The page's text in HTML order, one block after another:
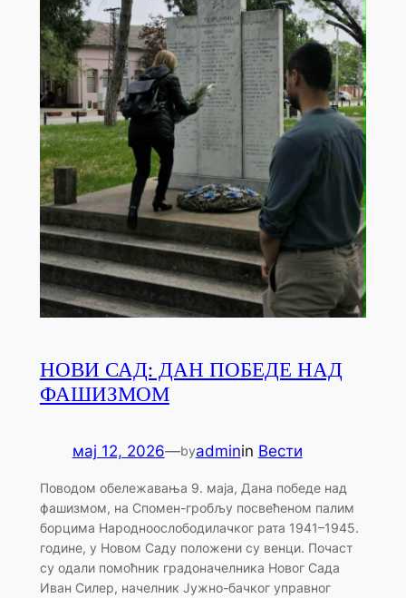
НОВИ САД: ДАН ПОБЕДЕ НАД
ФАШИЗМОМ
мај 12, 2026—byadminin Вести
Поводом обележавања 9. маја, Дана победе над
фашизмом, на Спомен-гробљу посвећеном палим
борцима Народноослободилачког рата 1941–1945.
године, у Новом Саду положени су венци. Почаст
су одали помоћник градоначелника Новог Сада
Иван Силер, начелник Јужно-бачког управног